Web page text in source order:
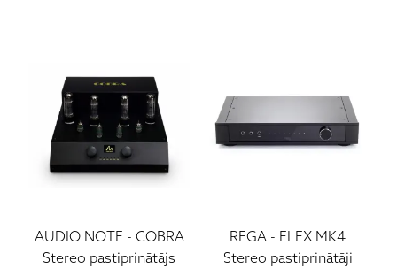
AUDIO NOTE - COBRA
Stereo pastiprinātājs
REGA - ELEX MK4
Stereo pastiprinātāji